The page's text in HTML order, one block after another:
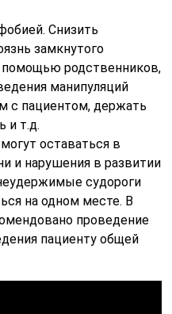
Снизить
замкнутого
родственников,
манипуляций
с пациентом, держать
и т.д.
оставаться в
и нарушения в развитии
судороги
на одном месте. В
проведение
пациенту общей